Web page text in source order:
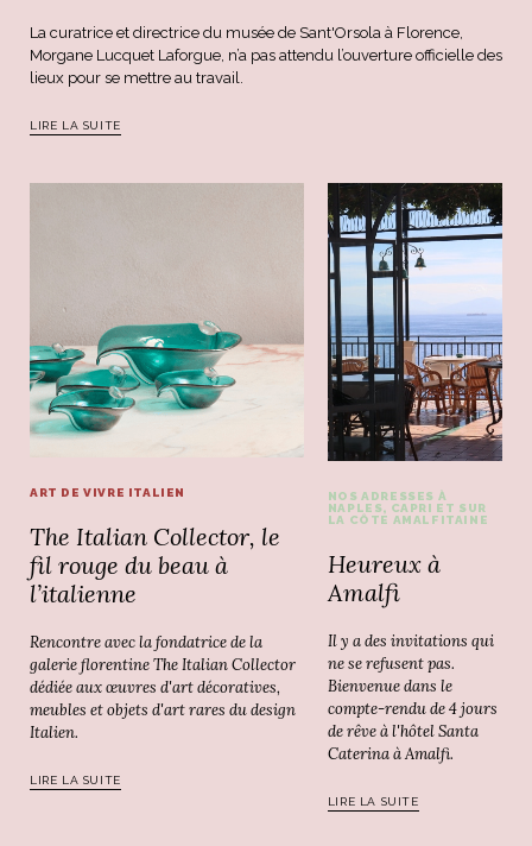
La curatrice et directrice du musée de Sant'Orsola à Florence,
Morgane Lucquet Laforgue, n’a pas attendu l’ouverture officielle des
lieux pour se mettre au travail.
LIRE LA SUITE
ART DE VIVRE ITALIEN
The Italian Collector, le
fil rouge du beau à
l’italienne
Rencontre avec la fondatrice de la
galerie florentine The Italian Collector
dédiée aux œuvres d'art décoratives,
meubles et objets d'art rares du design
Italien.
LIRE LA SUITE
NOS ADRESSES À
NAPLES, CAPRI ET SUR
LA CÔTE AMALFITAINE
Heureux à
Amalfi
Il y a des invitations qui
ne se refusent pas.
Bienvenue dans le
compte-rendu de 4 jours
de rêve à l'hôtel Santa
Caterina à Amalfi.
LIRE LA SUITE